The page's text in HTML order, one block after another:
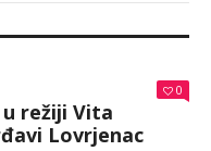
0
režiji Vita
Lovrjenac